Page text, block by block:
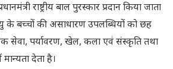
राष्ट्रीय बाल पुरस्कार प्रदान किया जाता
बच्चों की असाधारण उपलब्धियों को छह
सेवा, पर्यावरण, खेल, कला एवं संस्कृति तथा
मान्यता देता है।